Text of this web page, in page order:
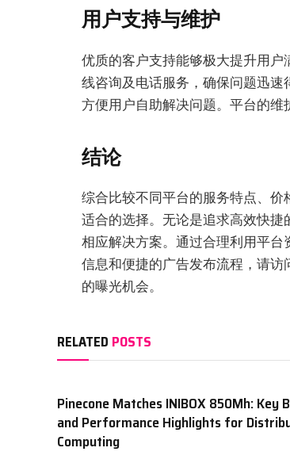
用户支持与维护
优质的客户支持能够极大提升用
线咨询及电话服务，确保问题迅速
方便用户自助解决问题。平台的维
结论
综合比较不同平台的服务特点、
适合的选择。无论是追求高效快
相应解决方案。通过合理利用平
信息和便捷的广告发布流程，请
的曝光机会。
RELATED POSTS
Pinecone Matches INIBOX 850Mh: Key
and Performance Highlights for
Computing